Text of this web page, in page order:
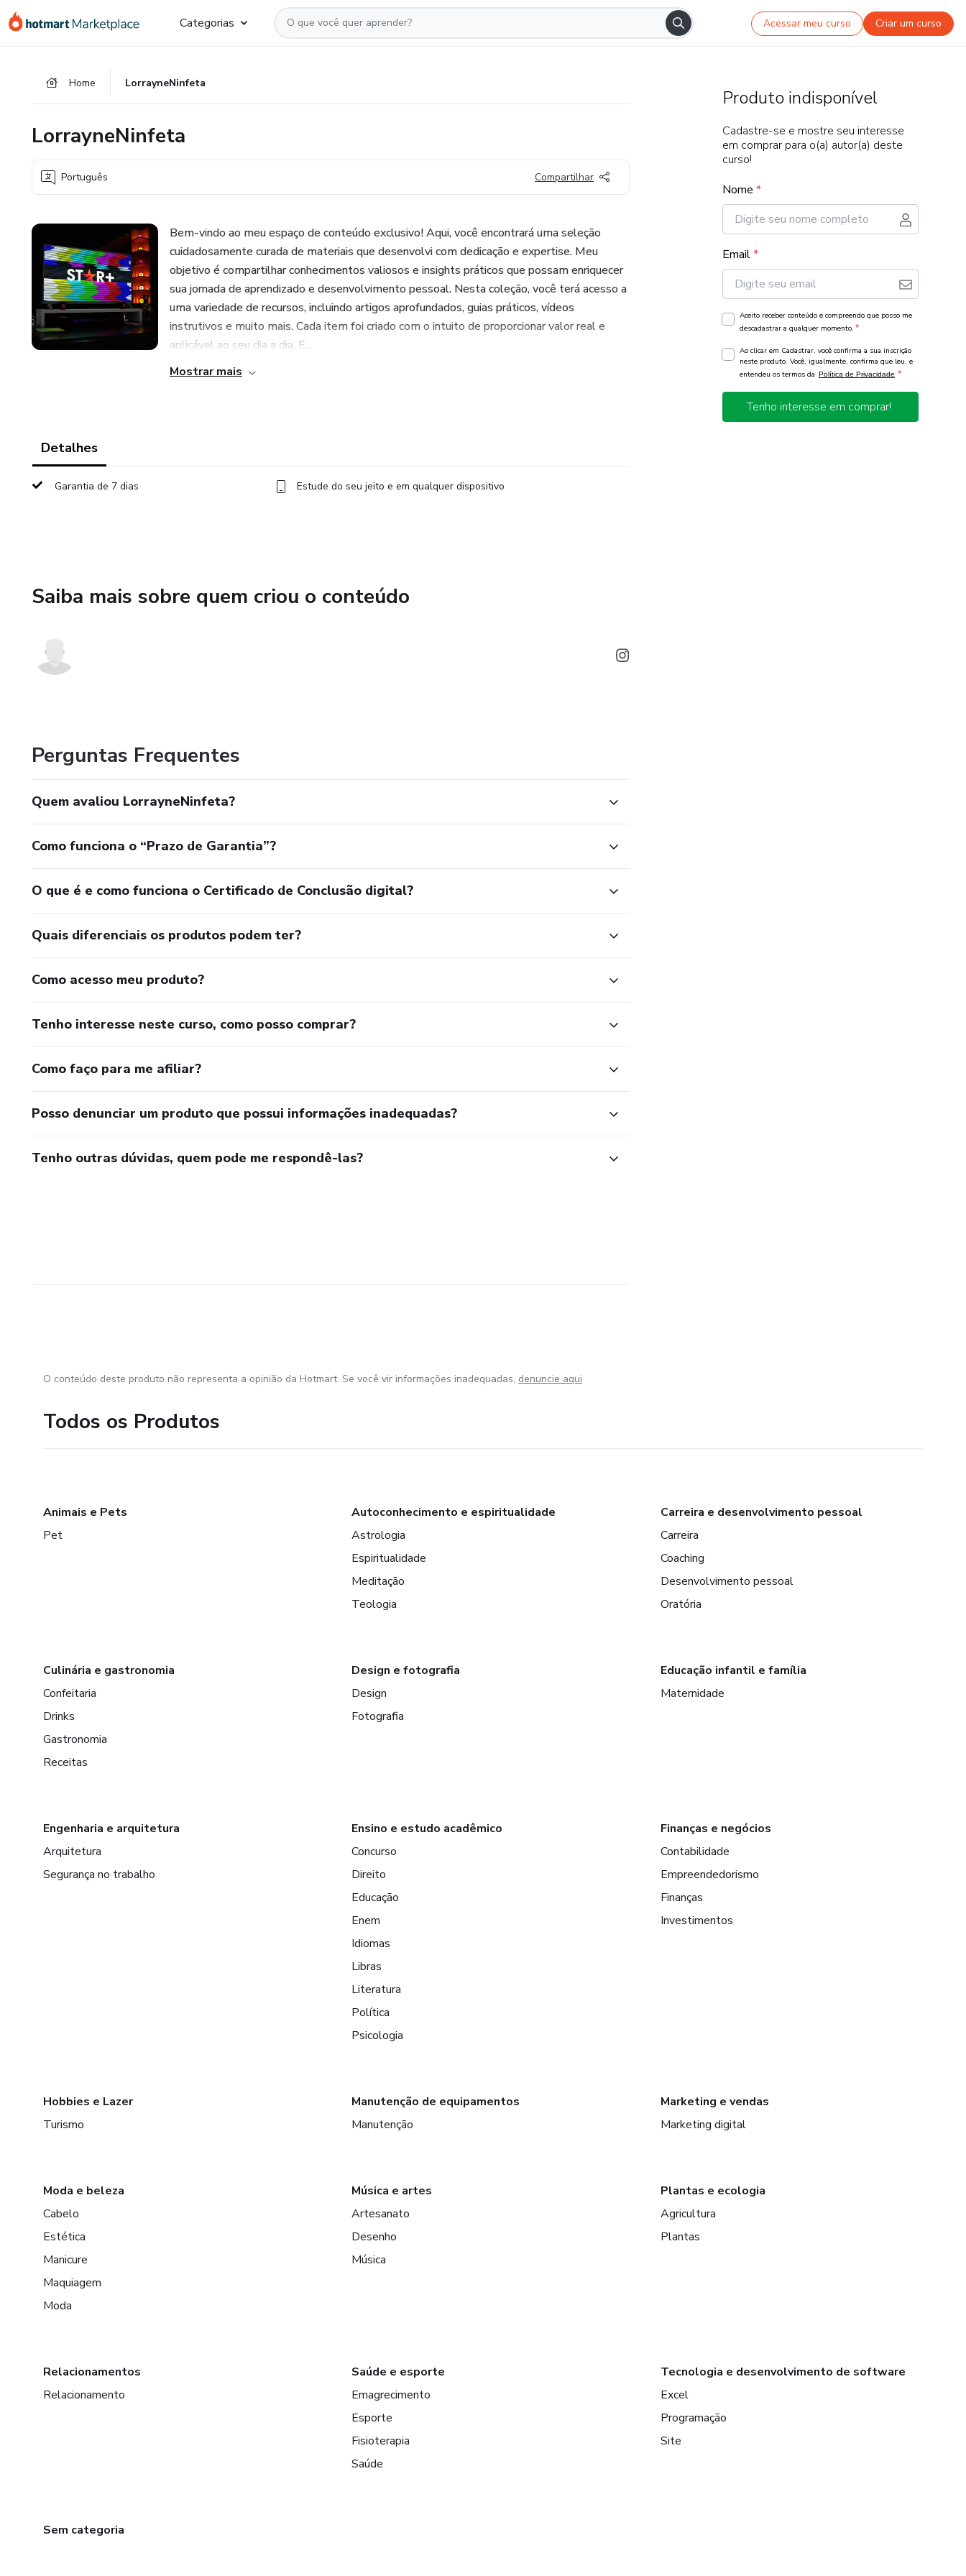
para
para
para
Categorias Acessar meu curso Criar um curso
Home LorrayneNinfeta
LorrayneNinfeta
Português Compartilhar
Bem-vindo ao meu espaço de conteúdo exclusivo! Aqui, você encontrará uma seleção
cuidadosamente curada de materiais que desenvolvi com dedicação e expertise. Meu
objetivo é compartilhar conhecimentos valiosos e insights práticos que possam enriquecer
sua jornada de aprendizado e desenvolvimento pessoal. Nesta coleção, você terá acesso a
uma variedade de recursos, incluindo artigos aprofundados, guias práticos, vídeos
instrutivos e muito mais. Cada item foi criado com o intuito de proporcionar valor real e
aplicável ao seu dia a dia. E...
Mostrar mais
Detalhes
Garantia de 7 dias Estude do seu jeito e em qualquer dispositivo
Saiba mais sobre quem criou o conteúdo
Perguntas Frequentes
Quem avaliou LorrayneNinfeta?
Como funciona o “Prazo de Garantia”?
O que é e como funciona o Certificado de Conclusão digital?
Quais diferenciais os produtos podem ter?
Como acesso meu produto?
Tenho interesse neste curso, como posso comprar?
Como faço para me afiliar?
Posso denunciar um produto que possui informações inadequadas?
Tenho outras dúvidas, quem pode me respondê-las?
Produto indisponível
Cadastre-se e mostre seu interesse
em comprar para o(a) autor(a) deste
curso!
Nome *
Email*
Aceito receber conteúdo e compreendo que posso me
descadastrar a qualquer momento. *
Ao clicar em Cadastrar, você confirma a sua inscrição
neste produto. Você, igualmente, confirma que leu, e
entendeu os termos da Política de Privacidade *
Tenho interesse em comprar!
O conteúdo deste produto não representa a opinião da Hotmart. Se você vir informações inadequadas, denuncie aqui
Todos os Produtos
Animais e Pets
Pet
Autoconhecimento e espiritualidade
Astrologia
Espiritualidade
Meditação
Teologia
Carreira e desenvolvimento pessoal
Carreira
Coaching
Desenvolvimento pessoal
Oratória
Culinária e gastronomia
Confeitaria
Drinks
Gastronomia
Receitas
Design e fotografia
Design
Fotografia
Educação infantil e família
Maternidade
Engenharia e arquitetura
Arquitetura
Segurança no trabalho
Ensino e estudo acadêmico
Concurso
Direito
Educação
Enem
Idiomas
Libras
Literatura
Política
Psicologia
Finanças e negócios
Contabilidade
Empreendedorismo
Finanças
Investimentos
Hobbies e Lazer
Turismo
Manutenção de equipamentos
Manutenção
Marketing e vendas
Marketing digital
Moda e beleza
Cabelo
Estética
Manicure
Maquiagem
Moda
Música e artes
Artesanato
Desenho
Música
Plantas e ecologia
Agricultura
Plantas
Relacionamentos
Relacionamento
Saúde e esporte
Emagrecimento
Esporte
Fisioterapia
Saúde
Tecnologia e desenvolvimento de software
Excel
Programação
Site
Sem categoria